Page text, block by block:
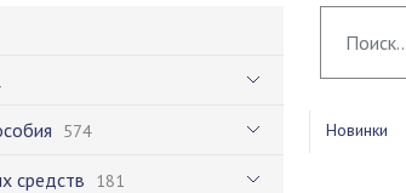
574
средств 181
Новинки